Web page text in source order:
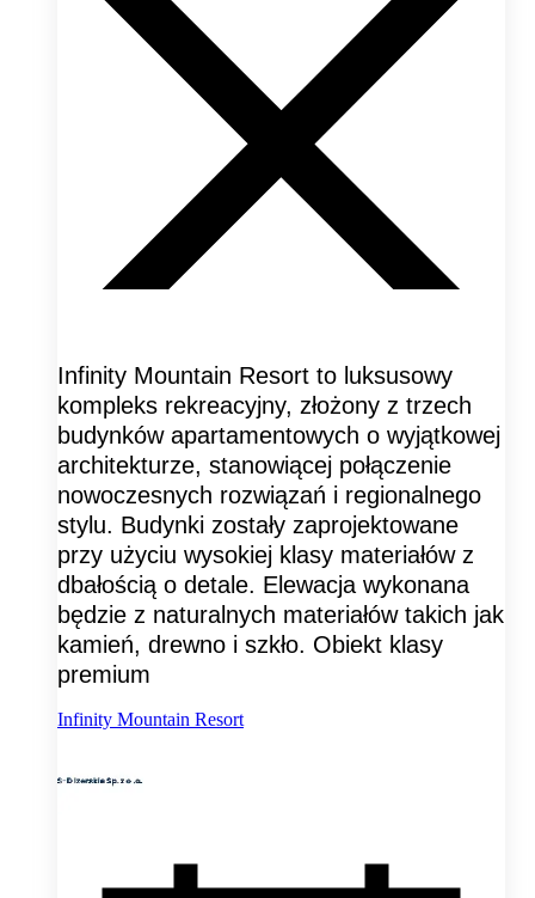
Infinity Mountain Resort to luksusowy
kompleks rekreacyjny, złożony z trzech
budynków apartamentowych o wyjątkowej
architekturze, stanowiącej połączenie
nowoczesnych rozwiązań i regionalnego
stylu. Budynki zostały zaprojektowane
przy użyciu wysokiej klasy materiałów z
dbałością o detale. Elewacja wykonana
będzie z naturalnych materiałów takich jak
kamień, drewno i szkło. Obiekt klasy
premium
Infinity Mountain Resort